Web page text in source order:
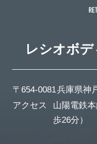
レシオボ
〒654-0081兵庫県神
アクセス
山陽電鉄
歩26分）